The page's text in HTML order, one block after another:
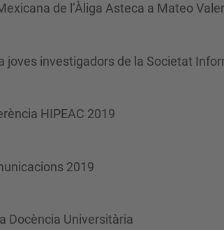
de l’Àliga Asteca a Mateo
investigadors de la Societat
HIPEAC 2019
2019
Docència Universitària